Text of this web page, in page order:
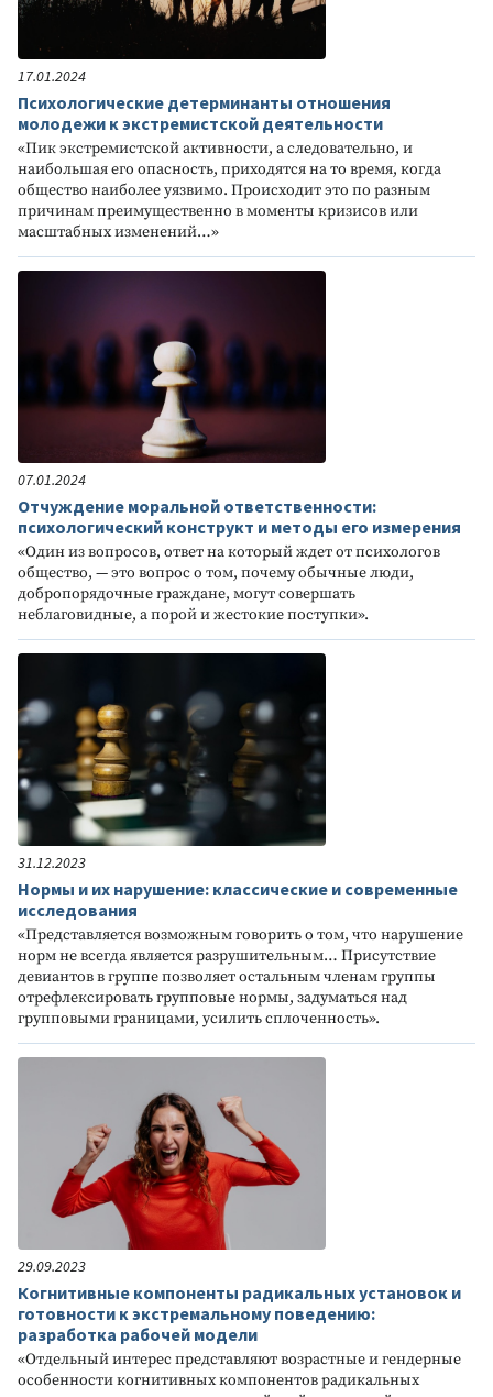
17.01.2024
Психологические детерминанты отношения
молодежи к экстремистской деятельности
«Пик экстремистской активности, а следовательно, и
наибольшая его опасность, приходятся на то время, когда
общество наиболее уязвимо. Происходит это по разным
причинам преимущественно в моменты кризисов или
масштабных изменений…»
07.01.2024
Отчуждение моральной ответственности:
психологический конструкт и методы его измерения
«Один из вопросов, ответ на который ждет от психологов
общество, — это вопрос о том, почему обычные люди,
добропорядочные граждане, могут совершать
неблаговидные, а порой и жестокие поступки».
31.12.2023
Нормы и их нарушение: классические и современные
исследования
«Представляется возможным говорить о том, что нарушение
норм не всегда является разрушительным… Присутствие
девиантов в группе позволяет остальным членам группы
отрефлексировать групповые нормы, задуматься над
групповыми границами, усилить сплоченность».
29.09.2023
Когнитивные компоненты радикальных установок и
готовности к экстремальному поведению:
разработка рабочей модели
«Отдельный интерес представляют возрастные и гендерные
особенности когнитивных компонентов радикальных